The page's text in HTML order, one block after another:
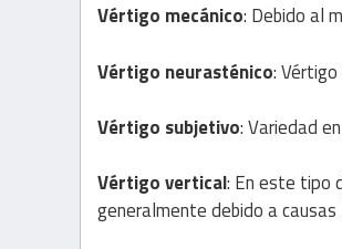
Vértigo mecánico: Debido al
Vértigo neurasténico:
Vértigo subjetivo: Variedad
Vértigo vertical: En este tipo
generalmente debido a causas